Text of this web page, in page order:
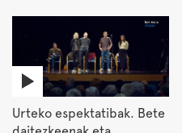
Urteko espektatibak. Bete